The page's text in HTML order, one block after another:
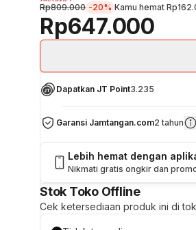
Rp647.000
Rp809.000 -20% Kamu hemat
Dapatkan JT Point3.235
Garansi Jamtangan.com2 tahun
Lebih hemat dengan
Nikmati gratis ongkir dan
Stok Toko Offline
Cek ketersediaan produk ini di